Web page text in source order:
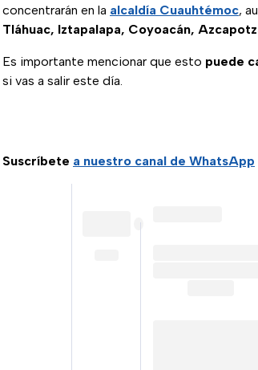
concentrarán en la alcaldía Cuauhtémoc,
Tláhuac, Iztapalapa, Coyoacán,
Es importante mencionar que esto puede
si vas a salir este día.
Suscríbete a nuestro canal de WhatsApp